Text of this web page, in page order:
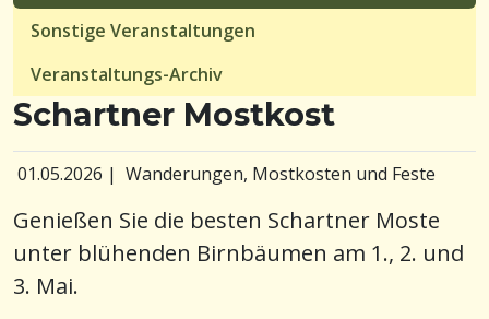
Sonstige Veranstaltungen
Veranstaltungs-Archiv
Schartner Mostkost
01.05.2026 | Wanderungen, Mostkosten und Feste
Genießen Sie die besten Schartner Moste
unter blühenden Birnbäumen am 1., 2. und
3. Mai.